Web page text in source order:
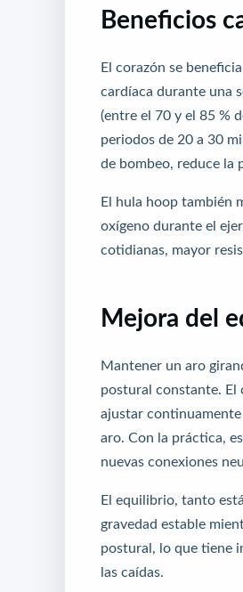
Beneficios
El corazón se
cardíaca durante una
(entre el 70 y el 85 %
periodos de 20 a 30
de bombeo, reduce la
El hula hoop también
oxígeno durante el
cotidianas, mayor
Mejora del
Mantener un aro
postural constante. El
ajustar
aro. Con la práctica,
nuevas conexiones
El equilibrio, tanto
gravedad estable
postural, lo que tiene
las caídas.